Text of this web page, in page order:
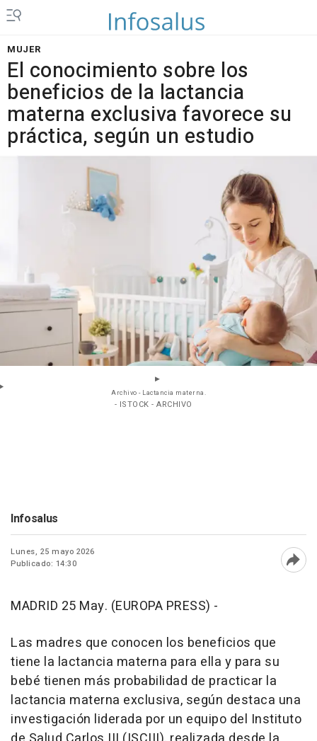
MUJER
El conocimiento sobre los
beneficios de la lactancia
materna exclusiva favorece su
práctica, según un estudio
Archivo - Lactancia materna.
- ISTOCK - ARCHIVO
Infosalus
Lunes, 25 mayo 2026
Publicado: 14:30
MADRID 25 May. (EUROPA PRESS) -
Las madres que conocen los beneficios que
tiene la lactancia materna para ella y para su
bebé tienen más probabilidad de practicar la
lactancia materna exclusiva, según destaca una
investigación liderada por un equipo del Instituto